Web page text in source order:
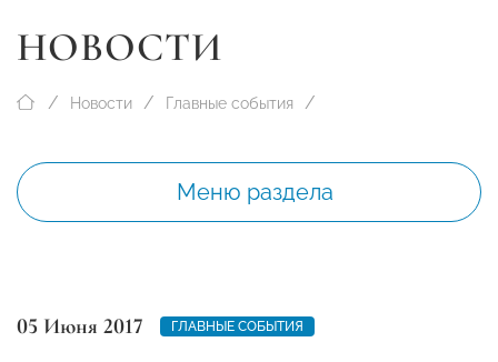
НОВОСТИ
Новости Главные события
Меню раздела
05 Июня 2017 ГЛАВНЫЕ СОБЫТИЯ